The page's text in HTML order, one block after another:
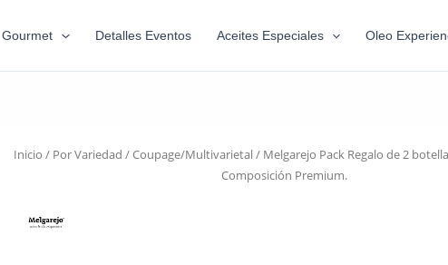
Gourmet Detalles Eventos Aceites Especiales Oleo
Inicio / Por Variedad /Coupage/Multivarietal/ Melgarejo Pack Regalo de 2
Composición Premium.